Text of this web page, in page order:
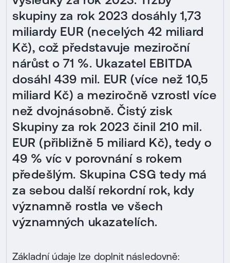
skupiny za rok 2023 dosáhly 1,73
miliardy EUR (necelých 42 miliard
Kč), což představuje meziroční
nárůst o 71 %. Ukazatel EBITDA
dosáhl 439 mil. EUR (více než 10,5
miliard Kč) a meziročně vzrostl více
než dvojnásobně. Čistý zisk
Skupiny za rok 2023 činil 210 mil.
EUR (přibližně 5 miliard Kč), tedy o
49 % víc v porovnání s rokem
předešlým. Skupina CSG tedy má
za sebou další rekordní rok, kdy
významně rostla ve všech
významných ukazatelích.
Základní údaje lze doplnit následovně: